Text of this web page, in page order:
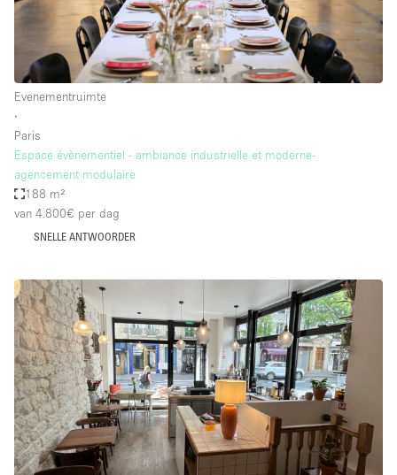
Evenementruimte
∙
Paris
Espace évènementiel - ambiance industrielle et moderne-
agencement modulaire
188 m²
van 4.800€ per dag
SNELLE ANTWOORDER